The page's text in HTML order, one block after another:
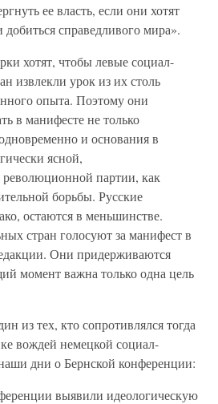
ее власть, если они хотят
справедливого мира».
хотят, чтобы левые социал-
извлекли урок из их столь
опыта. Поэтому они
в манифесте не только
и основания в
ясной,
партии, как
борьбы. Русские
остаются в меньшинстве.
стран голосуют за манифест в
Они придерживаются
момент важна только одна цель
из тех, кто сопротивлялся тогда
вождей немецкой социал-
дни о Бернской конференции:
выявили идеологическую